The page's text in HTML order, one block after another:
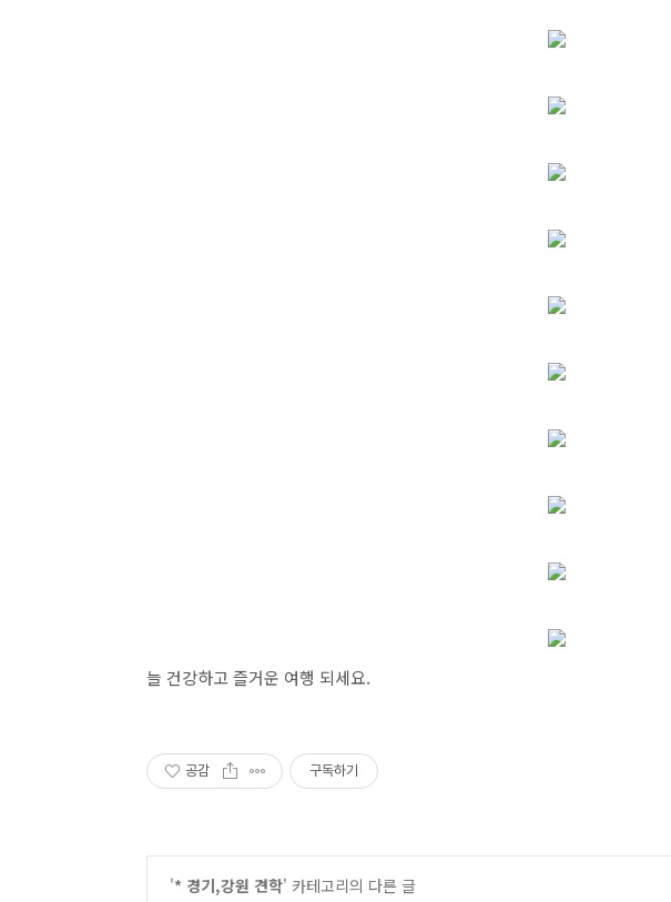
늘 건강하고 즐거운 여행 되세요.
공감 구독하기
'* 경기,강원 견학' 카테고리의 다른 글